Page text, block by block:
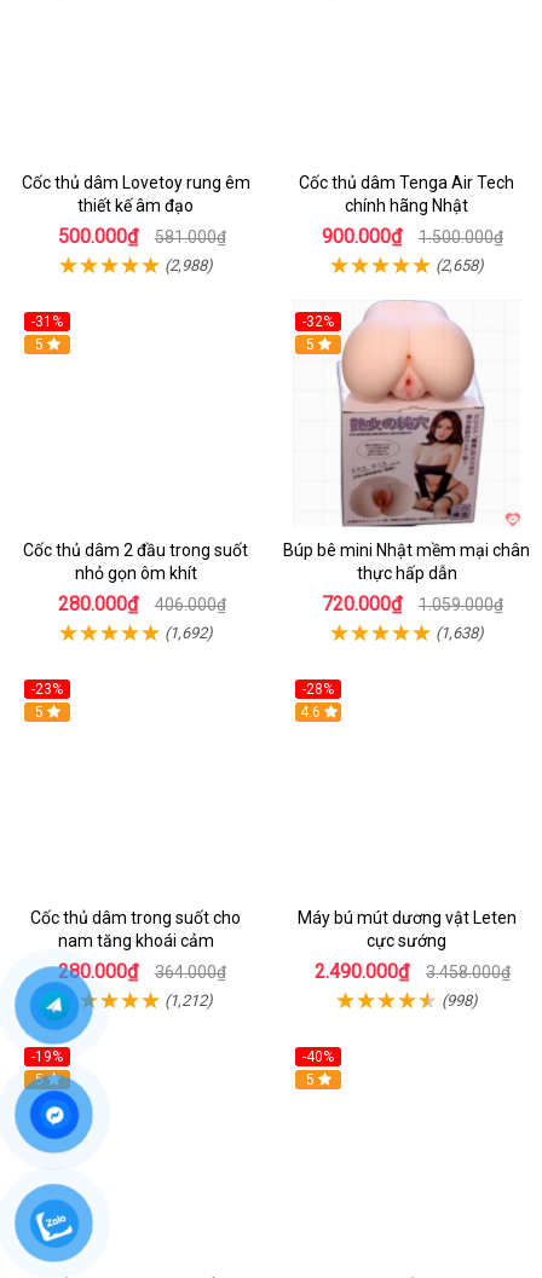
Cốc thủ dâm Lovetoy rung êm
thiết kế âm đạo
500.000₫ 581.000₫
(2,988)
Cốc thủ dâm Tenga Air Tech
chính hãng Nhật
900.000₫ 1.500.000₫
(2,658)
-31%
Hot
5
Cốc thủ dâm 2 đầu trong suốt
nhỏ gọn ôm khít
280.000₫ 406.000₫
(1,692)
-32%
Hot
5
Búp bê mini Nhật mềm mại chân
thực hấp dẫn
720.000₫ 1.059.000₫
(1,638)
-23%
Hot
5
Cốc thủ dâm trong suốt cho
nam tăng khoái cảm
280.000₫ 364.000₫
(1,212)
-28%
Hot
4.6
Máy bú mút dương vật Leten
cực sướng
2.490.000₫ 3.458.000₫
(998)
-19%
Hot
5
-40%
5